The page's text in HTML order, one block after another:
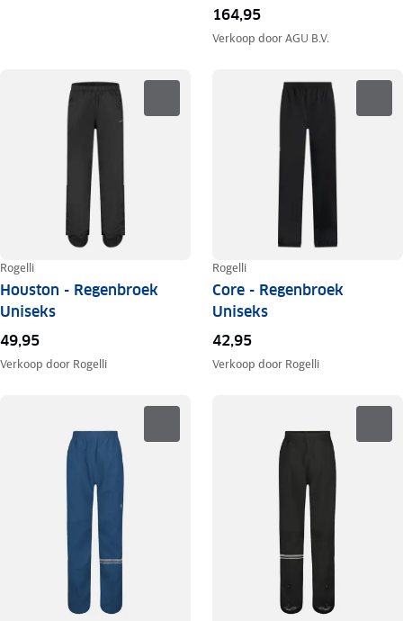
164,95
Verkoop doorAGU B.V.
Rogelli
Houston - Regenbroek
Uniseks
49,95
Verkoop door Rogelli
Rogelli
Core - Regenbroek
Uniseks
42,95
Verkoop door Rogelli